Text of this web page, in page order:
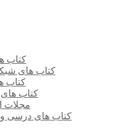
کتاب
کتاب های
کتاب
کتاب های
مجلات
کتاب های درسی و